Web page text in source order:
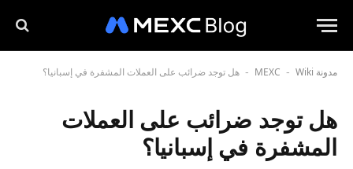
مدونة MEXC - Wiki
- هل توجد ضرائب على العملات المشفرة في إسبانيا؟
هل توجد ضرائب على العملات
المشفرة في إسبانيا؟